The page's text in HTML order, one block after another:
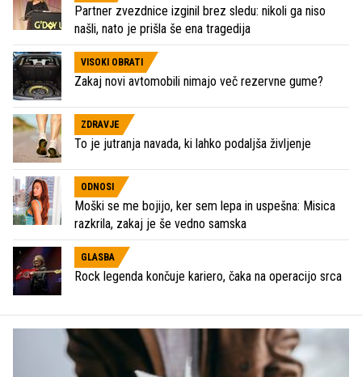
Partner zvezdnice izginil brez sledu: nikoli ga niso
našli, nato je prišla še ena tragedija
VISOKI OBRATI
Zakaj novi avtomobili nimajo več rezervne gume?
ZDRAVJE
To je jutranja navada, ki lahko podaljša življenje
ODNOSI
Moški se me bojijo, ker sem lepa in uspešna: Misica
razkrila, zakaj je še vedno samska
GLASBA
Rock legenda končuje kariero, čaka na operacijo srca